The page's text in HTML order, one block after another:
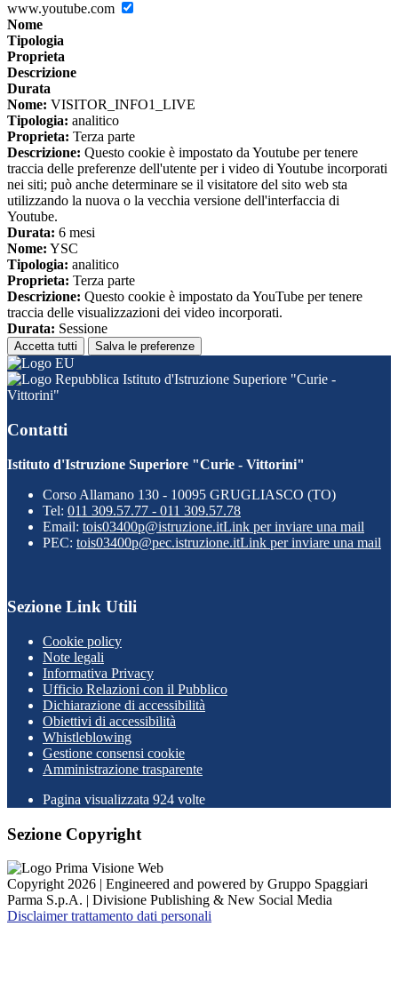
www.youtube.com
Nome
Tipologia
Proprieta
Descrizione
Durata
Nome: VISITOR_INFO1_LIVE
Tipologia: analitico
Proprieta: Terza parte
Descrizione: Questo cookie è impostato da Youtube per tenere
traccia delle preferenze dell'utente per i video di Youtube incorporati
nei siti; può anche determinare se il visitatore del sito web sta
utilizzando la nuova o la vecchia versione dell'interfaccia di
Youtube.
Durata: 6 mesi
Nome: YSC
Tipologia: analitico
Proprieta: Terza parte
Descrizione: Questo cookie è impostato da YouTube per tenere
traccia delle visualizzazioni dei video incorporati.
Durata: Sessione
Accetta tutti Salva le preferenze
Istituto d'Istruzione Superiore "Curie -
Vittorini"
Contatti
Istituto d'Istruzione Superiore "Curie - Vittorini"
Corso Allamano 130 - 10095 GRUGLIASCO (TO)
Tel: 011 309.57.77 - 011 309.57.78
Email: tois03400p@istruzione.itLink per inviare una mail
PEC: tois03400p@pec.istruzione.itLink per inviare una mail
Sezione Link Utili
Cookie policy
Note legali
Informativa Privacy
Ufficio Relazioni con il Pubblico
Dichiarazione di accessibilità
Obiettivi di accessibilità
Whistleblowing
Gestione consensi cookie
Amministrazione trasparente
Pagina visualizzata 924 volte
Sezione Copyright
Copyright 2026 | Engineered and powered by Gruppo Spaggiari
Parma S.p.A. | Divisione Publishing & New Social Media
Disclaimer trattamento dati personali